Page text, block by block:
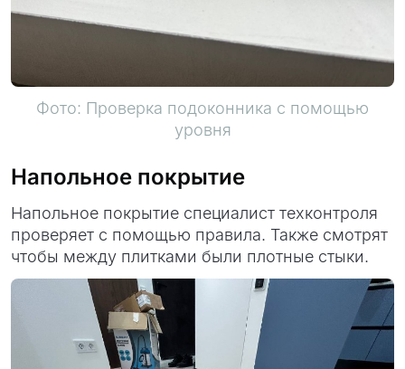
Фото: Проверка подоконника с помощью
уровня
Напольное покрытие
Напольное покрытие специалист техконтроля
проверяет с помощью правила. Также смотрят
чтобы между плитками были плотные стыки.